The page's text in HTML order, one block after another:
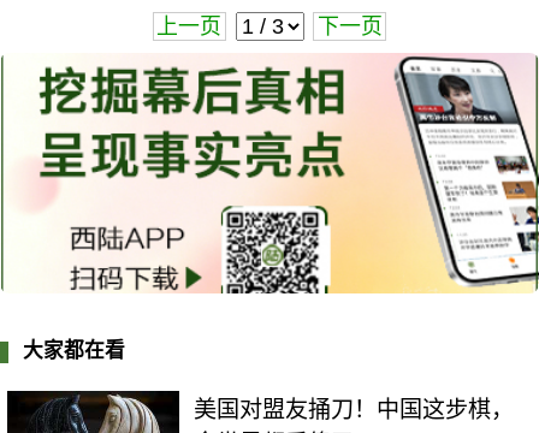
上一页 下一页
大家都在看
美国对盟友捅刀！中国这步棋，